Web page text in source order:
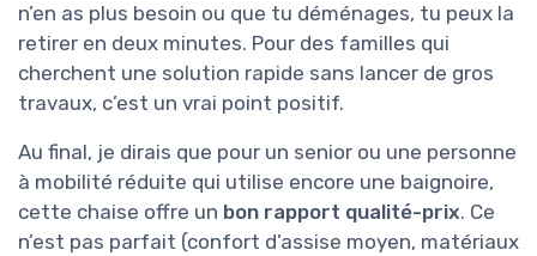
n’en as plus besoin ou que tu déménages, tu peux la
retirer en deux minutes. Pour des familles qui
cherchent une solution rapide sans lancer de gros
travaux, c’est un vrai point positif.
Au final, je dirais que pour un senior ou une personne
à mobilité réduite qui utilise encore une baignoire,
cette chaise offre un bon rapport qualité-prix. Ce
n’est pas parfait (confort d’assise moyen, matériaux